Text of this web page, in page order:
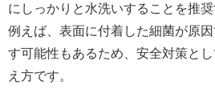
にしっかりと水洗いすることを推奨
例えば、表面に付着した細菌が原
す可能性もあるため、安全対策と
え方です。